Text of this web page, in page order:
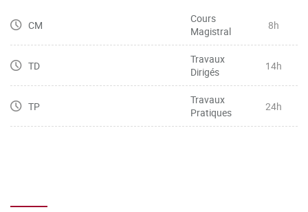
CM
Cours
Magistral
8h
TD
Travaux
Dirigés
14h
TP
Travaux
Pratiques
24h